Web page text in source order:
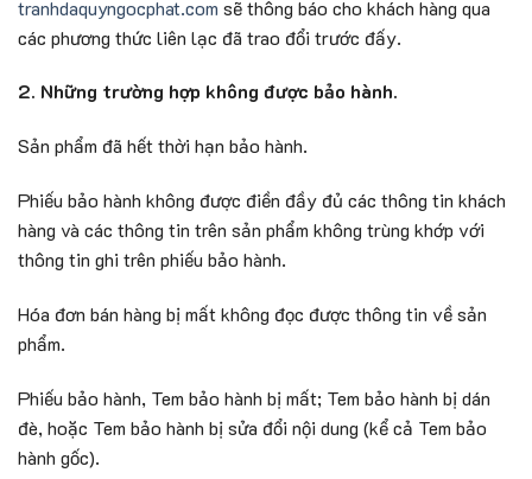
tranhdaquyngocphat.com sẽ thông báo cho khách hàng qua
các phương thức liên lạc đã trao đổi trước đấy.
2. Những trường hợp không được bảo hành.
Sản phẩm đã hết thời hạn bảo hành.
Phiếu bảo hành không được điền đầy đủ các thông tin khách
hàng và các thông tin trên sản phẩm không trùng khớp với
thông tin ghi trên phiếu bảo hành.
Hóa đơn bán hàng bị mất không đọc được thông tin về sản
phẩm.
Phiếu bảo hành, Tem bảo hành bị mất; Tem bảo hành bị dán
đè, hoặc Tem bảo hành bị sửa đổi nội dung (kể cả Tem bảo
hành gốc).